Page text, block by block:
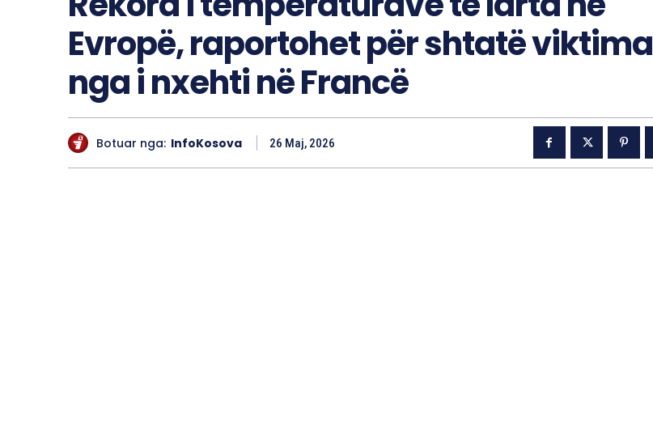
Evropë, raportohet për shtatë viktima
nga i nxehti në Francë
Botuar nga: InfoKosova 26 Maj, 2026